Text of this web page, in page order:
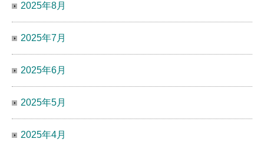
2025年8月
2025年7月
2025年6月
2025年5月
2025年4月